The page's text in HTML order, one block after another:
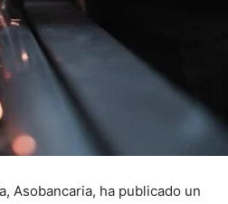
Asobancaria, ha publicado un